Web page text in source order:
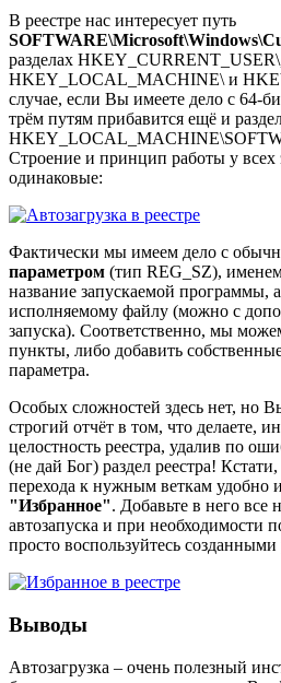
В реестре нас интересует путь
разделах
HKEY_LOCAL_MACHINE\ и
случае, если Вы имеете дело с 64-
трём путям прибавится ещё и
Строение и принцип работы у всех
одинаковые:
Фактически мы имеем дело с
параметром (тип REG_SZ), именем
название запускаемой программы,
исполняемому файлу (можно с
запуска). Соответственно, мы
пункты, либо добавить
параметра.
Особых сложностей здесь нет, но
строгий отчёт в том, что делаете,
целостность реестра, удалив по
(не дай Бог) раздел реестра!
перехода к нужным веткам удобно
"Избранное". Добавьте в него
автозапуска и при необходимости
просто воспользуйтесь
Выводы
Автозагрузка – очень полезный